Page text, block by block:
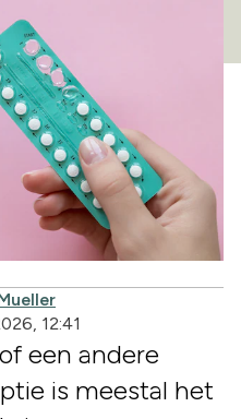
12:41
een andere
is meestal het